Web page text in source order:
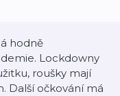
hodně
Lockdowny
roušky mají
Další očkování má